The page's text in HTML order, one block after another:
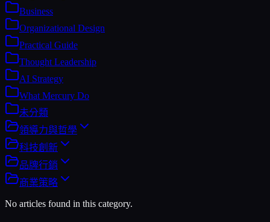
Business
Organizational Design
Practical Guide
Thought Leadership
AI Strategy
What Mercury Do
未分類
領導力與哲學
科技創新
品牌行銷
商業策略
No articles found in this category.